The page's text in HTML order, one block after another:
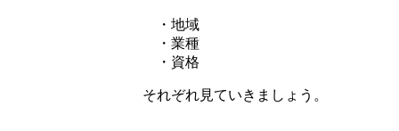
・地域
・業種
・資格
それぞれ見ていきましょう。